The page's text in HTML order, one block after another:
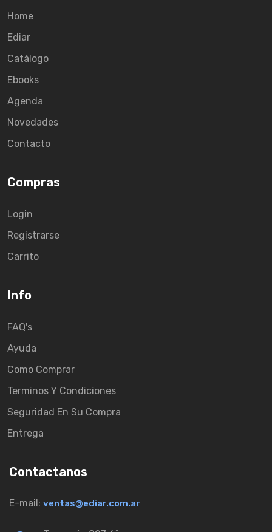
Home
Ediar
Catálogo
Ebooks
Agenda
Novedades
Contacto
Compras
Login
Registrarse
Carrito
Info
FAQ's
Ayuda
Como Comprar
Terminos Y Condiciones
Seguridad En Su Compra
Entrega
Contactanos
E-mail: ventas@ediar.com.ar